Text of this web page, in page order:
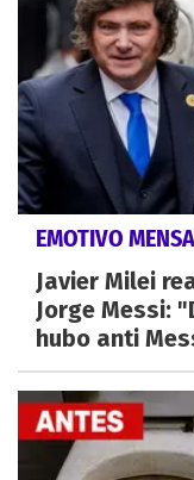
EMOTIVO
Javier Milei
Jorge Messi:
hubo anti